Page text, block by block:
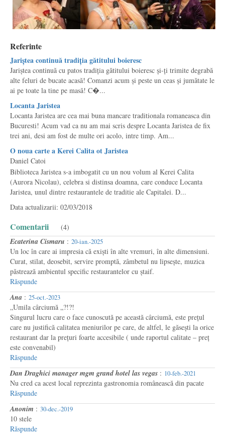
Referinte
Jariștea continuă tradiția gătitului boieresc
Jariștea continuă cu patos tradiția gătitului boieresc și-ți trimite degrabă
alte feluri de bucate acasă! Comanzi acum și peste un ceas și jumătate le
ai pe toate la tine pe masă! C�...
Locanta Jaristea
Locanta Jaristea are cea mai buna mancare traditionala romaneasca din
Bucuresti! Acum vad ca nu am mai scris despre Locanta Jaristea de fix
trei ani, desi am fost de multe ori acolo, intre timp. Am...
O noua carte a Kerei Calita ot Jaristea
Daniel Catoi
Biblioteca Jaristea s-a imbogatit cu un nou volum al Kerei Calita
(Aurora Nicolau), celebra si distinsa doamna, care conduce Locanta
Jaristea, unul dintre restaurantele de traditie ale Capitalei. D...
Data actualizarii: 02/03/2018
Comentarii (4)
Ecaterina Cismaru : 20-ian.-2025
Un loc în care ai impresia că exiști în alte vremuri, în alte dimensiuni.
Curat, stilat, deosebit, servire promptă, zâmbetul nu lipsește, muzica
păstrează ambientul specific restaurantelor cu ștaif.
Răspunde
Ana : 25-oct.-2023
„Umila cârciumă „?!?!
Singurul lucru care o face cunoscută pe această cârciumă, este prețul
care nu justifică calitatea meniurilor pe care, de altfel, le găsești la orice
restaurant dar la prețuri foarte accesibile ( unde raportul calitate – preț
este convenabil)
Răspunde
Dan Draghici manager mgm grand hotel las vegas : 10-feb.-2021
Nu cred ca acest local reprezinta gastronomia românească din pacate
Răspunde
Anonim : 30-dec.-2019
10 stele
Răspunde